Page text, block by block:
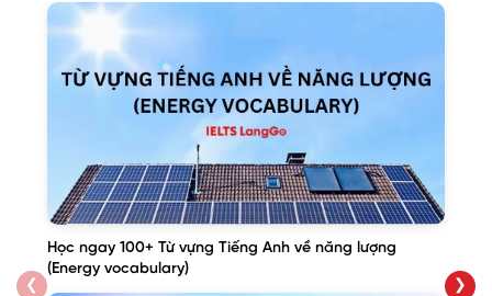
❮
Học ngay 100+ Từ vựng Tiếng Anh về năng lượng
(Energy vocabulary)
❯